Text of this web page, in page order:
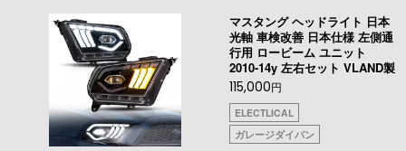
マスタング ヘッドライト 日本
光軸 車検改善 日本仕様 左側通
行用 ロービーム ユニット
2010-14y 左右セット VLAND製
115,000円
ELECTLICAL
ガレージダイバン